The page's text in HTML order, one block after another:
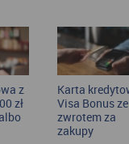
z
zł
Karta
Visa Bonus ze
zwrotem za
zakupy